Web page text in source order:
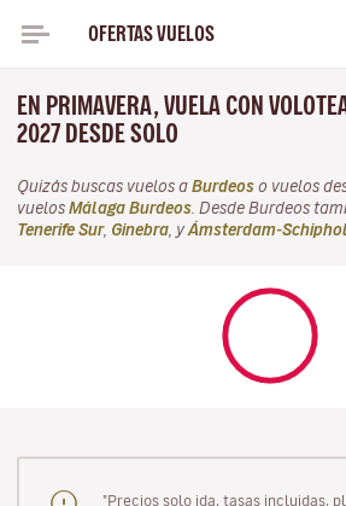
OFERTAS VUELOS
EN PRIMAVERA, VUELA CON
2027 DESDE SOLO
Quizás buscas vuelos a Burdeos o vuelos
vuelos Málaga Burdeos . Desde Burdeos
Tenerife Sur, Ginebra , y Ámsterdam-Schiphol
"Precios solo ida, tasas incluidas,